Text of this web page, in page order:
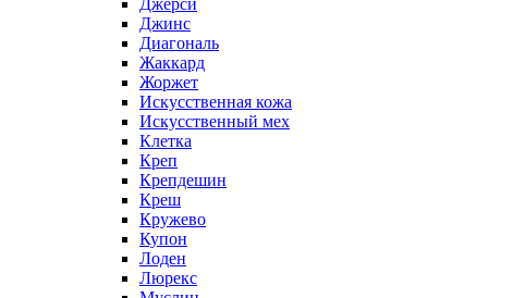
Джерси
Джинс
Диагональ
Жаккард
Жоржет
Искусственная кожа
Искусственный мех
Клетка
Креп
Крепдешин
Креш
Кружево
Купон
Лоден
Люрекс